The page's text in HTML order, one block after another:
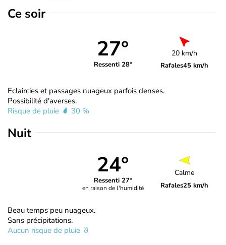
Ce soir
27°
Ressenti 28°
20 km/h
Rafales45 km/h
Eclaircies et passages nuageux parfois denses.
Possibilité d'averses.
Risque de pluie
30 %
Nuit
24°
Ressenti 27°
en raison de l'humidité
Calme
Rafales25 km/h
Beau temps peu nuageux.
Sans précipitations.
Aucun risque de pluie